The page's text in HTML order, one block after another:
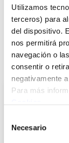
Utilizamos
terceros) para
del dispositivo.
nos permitirá
navegación o
consentir o
negativamente
Para más
Necesario
madera,exento
También te